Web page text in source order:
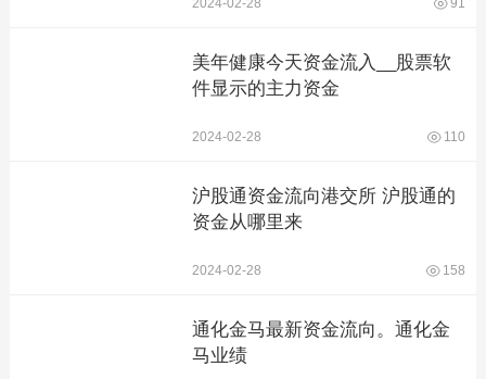
2024-02-28 91
美年健康今天资金流入__股票软
件显示的主力资金
2024-02-28 110
沪股通资金流向港交所 沪股通的
资金从哪里来
2024-02-28 158
通化金马最新资金流向。通化金
马业绩